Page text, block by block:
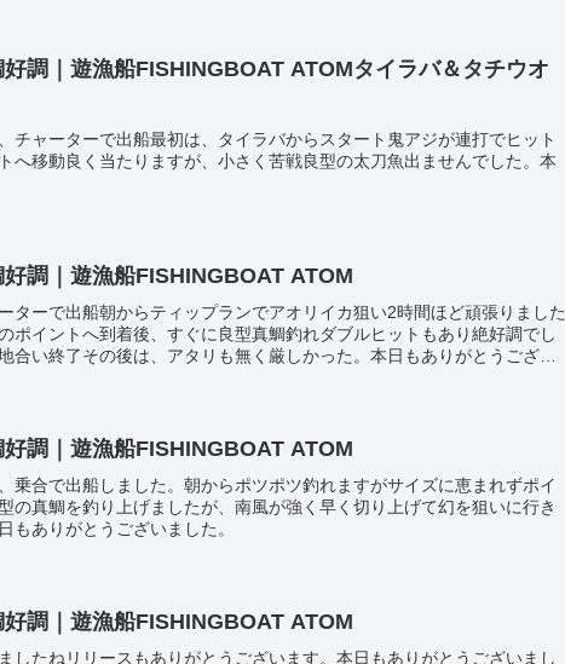
調｜遊漁船FISHINGBOAT ATOMタイラバ＆タチウオ
チャーターで出船最初は、タイラバからスタート鬼アジが連打でヒット
へ移動良く当たりますが、小さく苦戦良型の太刀魚出ませんでした。本
調｜遊漁船FISHINGBOAT ATOM
ターで出船朝からティップランでアオリイカ狙い2時間ほど頑張りました
ポイントへ到着後、すぐに良型真鯛釣れダブルヒットもあり絶好調でし
合い終了その後は、アタリも無く厳しかった。本日もありがとうござい
調｜遊漁船FISHINGBOAT ATOM
乗合で出船しました。朝からポツポツ釣れますがサイズに恵まれずポイ
の真鯛を釣り上げましたが、南風が強く早く切り上げて幻を狙いに行き
もありがとうございました。
調｜遊漁船FISHINGBOAT ATOM
したねリリースもありがとうございます。本日もありがとうございまし